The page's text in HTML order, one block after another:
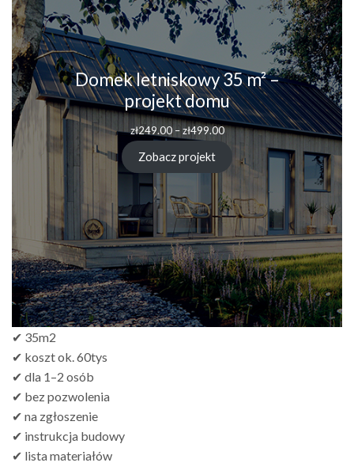
Domek letniskowy 35 m² –
projekt domu
zł249.00 – zł499.00
Zobacz projekt
✔ 35m2
✔ koszt ok. 60tys
✔ dla 1–2 osób
✔ bez pozwolenia
✔ na zgłoszenie
✔ instrukcja budowy
✔ lista materiałów